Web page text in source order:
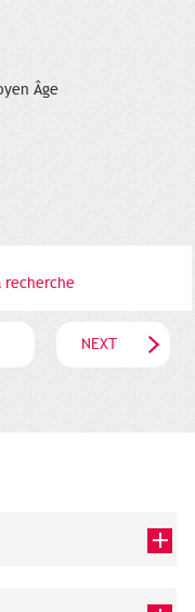
Âge
recherche
NEXT